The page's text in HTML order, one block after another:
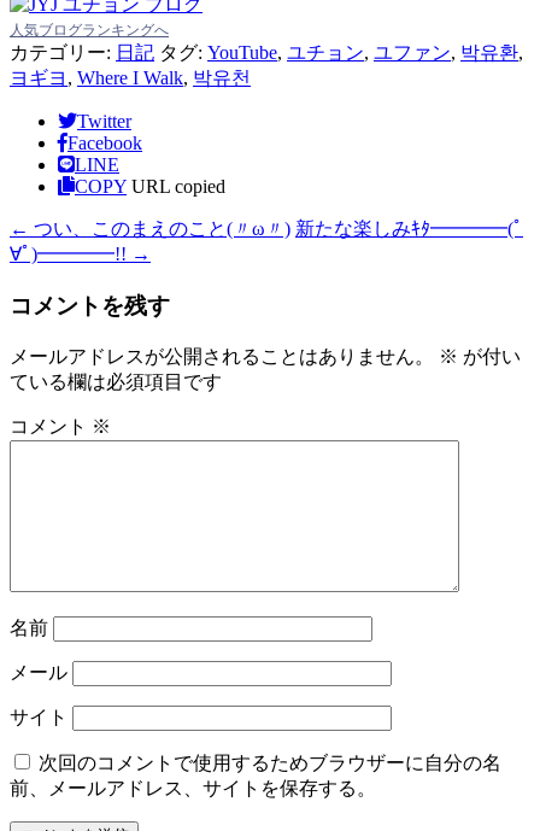
人気ブログランキングへ
カテゴリー: 日記 タグ: YouTube, ユチョン, ユファン, 박유환,
ヨギヨ , Where I Walk, 박유천
Twitter
Facebook
LINE
COPY URL copied
← つい、このまえのこと(〃ω〃) 新たな楽しみｷﾀ━━━━(ﾟ
∀ﾟ)━━━━!! →
コメントを残す
メールアドレスが公開されることはありません。 ※ が付い
ている欄は必須項目です
コメント ※
名前
メール
サイト
次回のコメントで使用するためブラウザーに自分の名
前、メールアドレス、サイトを保存する。